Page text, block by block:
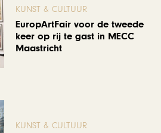
KUNST & CULTUUR
EuropArtFair voor de tweede
keer op rij te gast in MECC
Maastricht
KUNST & CULTUUR